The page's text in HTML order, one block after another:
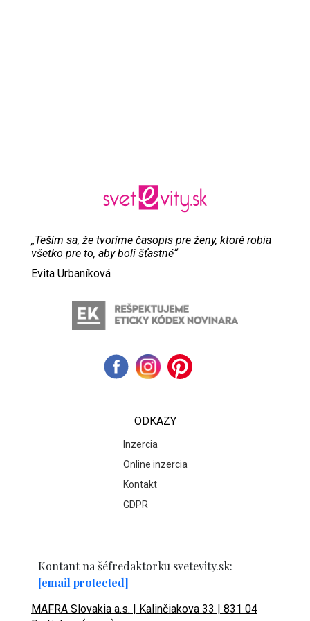
„Teším sa, že tvoríme časopis pre ženy, ktoré robia
všetko pre to, aby boli šťastné“
Evita Urbaníková
ODKAZY
Inzercia
Online inzercia
Kontakt
GDPR
Kontant na šéfredaktorku svetevity.sk:
[email protected]
MAFRA Slovakia a.s. | Kalinčiakova 33 | 831 04